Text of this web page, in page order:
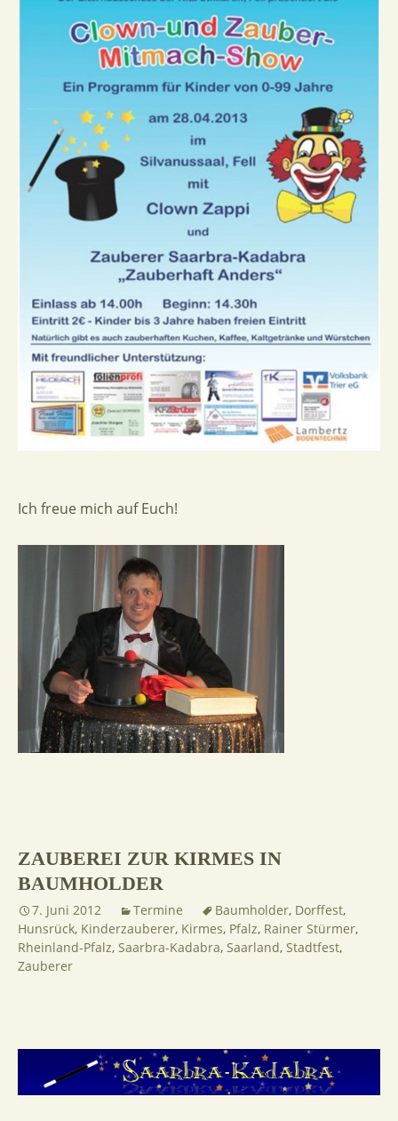
Ich freue mich auf Euch!
ZAUBEREI ZUR KIRMES IN
BAUMHOLDER
7. Juni 2012 Termine Baumholder, Dorffest,
Hunsrück, Kinderzauberer, Kirmes, Pfalz, Rainer Stürmer,
Rheinland-Pfalz, Saarbra-Kadabra, Saarland, Stadtfest,
Zauberer